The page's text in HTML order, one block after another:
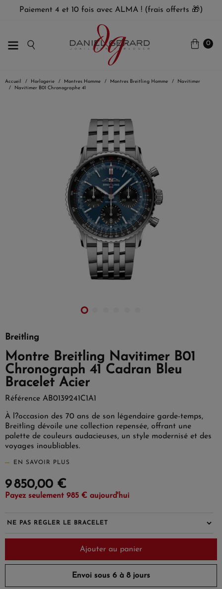
Paiement 4 et 10 fois avec ALMA ! (frais offerts 🎁)
0
Accueil Horlogerie Montres Homme Montres Breitling Homme
Navitimer
Navitimer B01 Chronographe 41
Breitling
Montre Breitling Navitimer B01
Chronograph 41 Cadran Bleu
Bracelet Acier
Référence AB0139241C1A1
À l?occasion des 70 ans de son légendaire garde-temps,
Breitling dévoile une collection repensée, offrant une
palette de couleurs audacieuses, un style modernisé et des
voyages inoubliables.
EN SAVOIR PLUS
9 850,00 €
Payez seulement 985 € aujourd'hui
Ajouter au panier
Envoi sous 6 à 8 jours